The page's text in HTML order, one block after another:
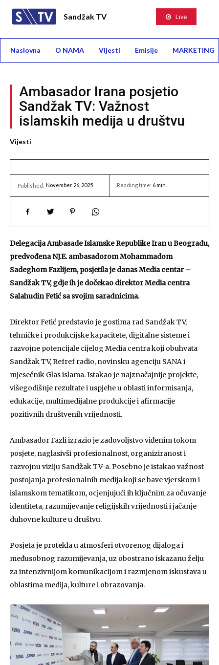
Sandžak TV Live
Naslovna O NAMA Vijesti Emisije MARKETING
Ambasador Irana posjetio
Sandžak TV: Važnost
islamskih medija u društvu
Vijesti
Published: November 26, 2025 Reading time: 6min.
Delegacija Ambasade Islamske Republike Iran u Beogradu,
predvođena NJ.E. ambasadorom Mohammadom
Sadeghom Fazlijem, posjetila je danas Media centar –
Sandžak TV, gdje ih je dočekao direktor Media centra
Salahudin Fetić sa svojim saradnicima.
Direktor Fetić predstavio je gostima rad Sandžak TV,
tehničke i produkcijske kapacitete, digitalne sisteme i
razvojne potencijale cijelog Media centra koji obuhvata
Sandžak TV, Refref radio, novinsku agenciju SANA i
mjesečnik Glas islama. Istakao je najznačajnije projekte,
višegodišnje rezultate i uspjehe u oblasti informisanja,
edukacije, multimedijalne produkcije i afirmacije
pozitivnih društvenih vrijednosti.
Ambasador Fazli izrazio je zadovoljstvo viđenim tokom
posjete, naglasivši profesionalnost, organiziranost i
razvojnu viziju Sandžak TV-a. Posebno je istakao važnost
postojanja profesionalnih medija koji se bave vjerskom i
islamskom tematikom, ocjenjujući ih ključnim za očuvanje
identiteta, razumijevanje religijskih vrijednosti i jačanje
duhovne kulture u društvu.
Posjeta je protekla u atmosferi otvorenog dijaloga i
međusobnog razumijevanja, uz obostrano iskazanu želju
za intenzivnijom komunikacijom i razmjenom iskustava u
oblastima medija, kulture i obrazovanja.